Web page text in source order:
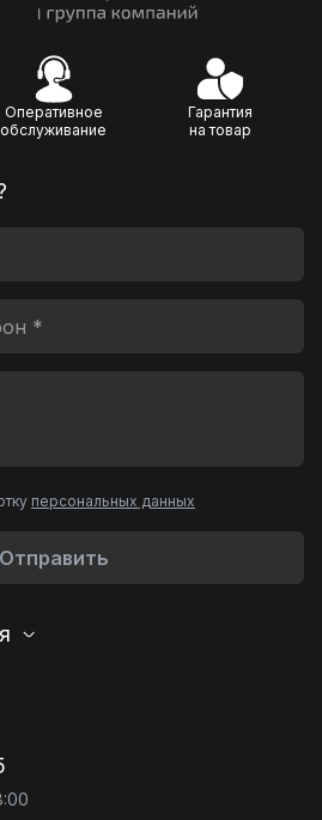
Оперативное
обслуживание
Гарантия
на товар
персональных данных
Отправить